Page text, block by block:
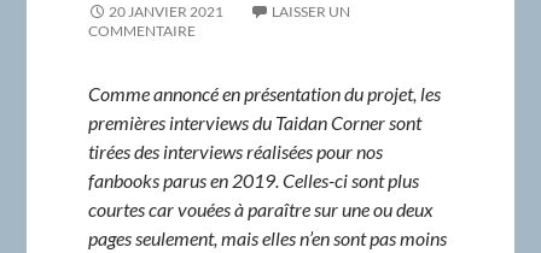
20 JANVIER 2021
LAISSER UN
COMMENTAIRE
Comme annoncé en présentation du projet, les
premières interviews du Taidan Corner sont
tirées des interviews réalisées pour nos
fanbooks parus en 2019. Celles-ci sont plus
courtes car vouées à paraître sur une ou deux
pages seulement, mais elles n’en sont pas moins